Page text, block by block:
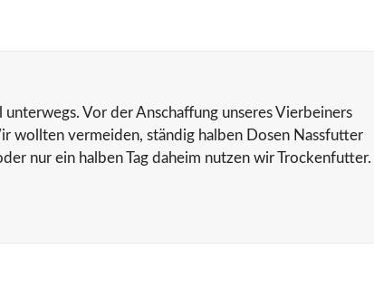
Vor der Anschaffung unseres Vierbeiners
wollten vermeiden, ständig halben Dosen Nassfutter
nur ein halben Tag daheim nutzen wir Trockenfutter.